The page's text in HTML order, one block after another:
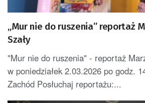
„Mur nie do ruszenia” reportaż
Szały
"Mur nie do ruszenia" - reportaż
w poniedziałek 2.03.2026 po godz.
Zachód Posłuchaj reportażu:...